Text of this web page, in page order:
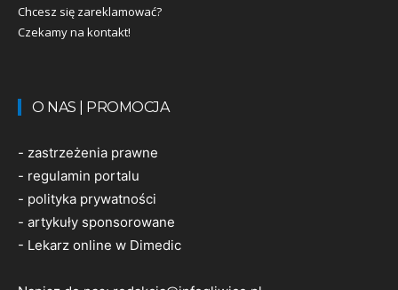
Chcesz się zareklamować?
Czekamy na kontakt!
O NAS | PROMOCJA
- zastrzeżenia prawne
- regulamin portalu
- polityka prywatności
- artykuły sponsorowane
- Lekarz online w Dimedic